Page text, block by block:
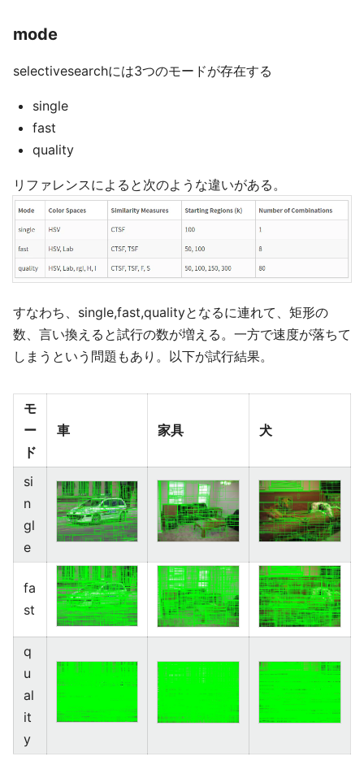
mode
selectivesearchには3つのモードが存在する
single
fast
quality
リファレンスによると次のような違いがある。
すなわち、single,fast,qualityとなるに連れて、矩形の
数、言い換えると試行の数が増える。一方で速度が落ちて
しまうという問題もあり。以下が試行結果。
モ
ー
ド
車 家具 犬
si
n
gl
e
fa
st
q
u
al
it
y